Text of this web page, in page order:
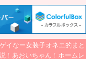
イなー女装子オネエ的まと
！あおいちゃん！ホームレ